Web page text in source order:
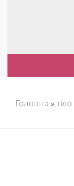
Головна »тіло